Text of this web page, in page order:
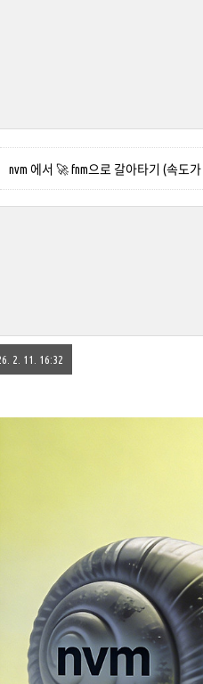
nvm 에서 🚀 fnm으로 갈아타기 (속도
2. 11. 16:32